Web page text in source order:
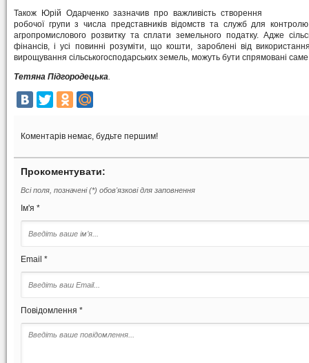
Також Юрій Одарченко зазначив про важливість створення
робочої групи з числа представників відомств та служб для
агропромислового розвитку та сплати земельного податку. Адже
фінансів, і усі повинні розуміти, що кошти, зароблені від
вирощування сільськогосподарських земель, можуть бути спрямовані
Тетяна Підгородецька.
Коментарів немає, будьте першим!
Прокоментувати:
Всі поля, позначені (*) обов'язкові для заповнення
Ім'я *
Email *
Повідомлення *